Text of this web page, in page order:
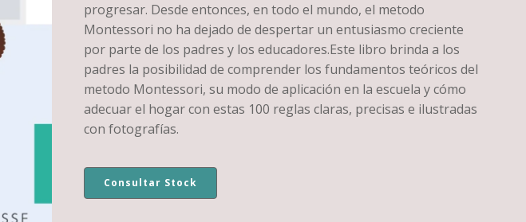
progresar. Desde entonces, en todo el mundo, el metodo
Montessori no ha dejado de despertar un entusiasmo creciente
por parte de los padres y los educadores.Este libro brinda a los
padres la posibilidad de comprender los fundamentos teóricos del
metodo Montessori, su modo de aplicación en la escuela y cómo
adecuar el hogar con estas 100 reglas claras, precisas e ilustradas
con fotografías.
Consultar Stock